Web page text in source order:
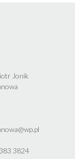
Jonik
3824